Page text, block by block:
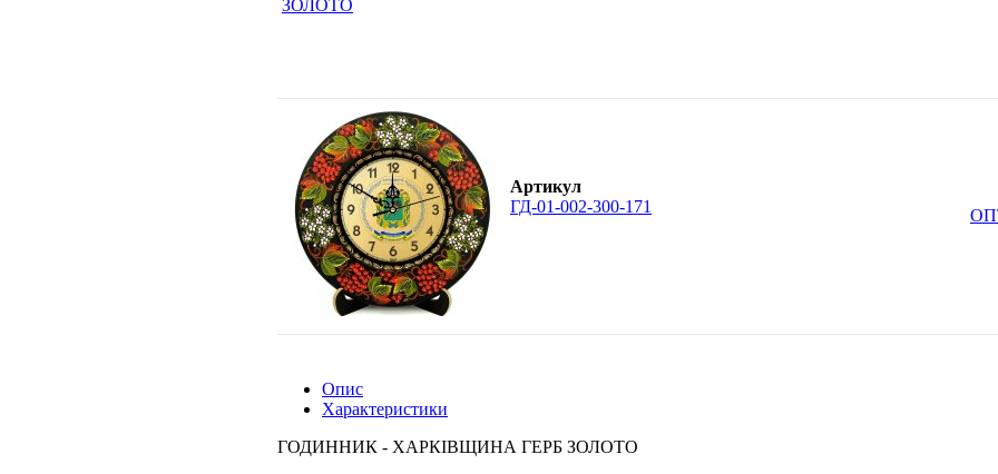
Артикул
ГД-01-002-300-171
Опис
Характеристики
ГОДИННИК - ХАРКІВЩИНА ГЕРБ ЗОЛОТО